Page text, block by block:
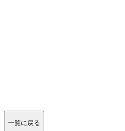
一覧に戻る